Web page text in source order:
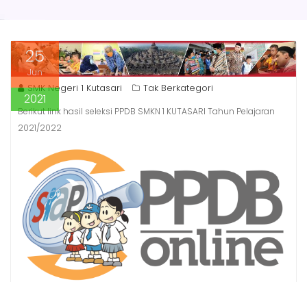
25
Jun
2021
SMK Negeri 1 Kutasari Tak Berkategori
Berikut link hasil seleksi PPDB SMKN 1 KUTASARI Tahun Pelajaran
2021/2022